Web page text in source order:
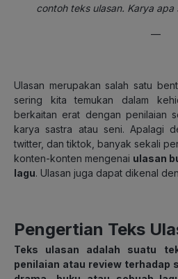
contoh teks ulasan. Karya apa
—
Ulasan merupakan salah satu
sering kita temukan dalam
berkaitan erat dengan penilaian
karya sastra atau seni. Apalagi
twitter, dan tiktok, banyak sekali
konten-konten mengenai ulasan
lagu. Ulasan juga dapat dikenal
Pengertian Teks
Teks ulasan adalah suatu
penilaian atau review terhadap